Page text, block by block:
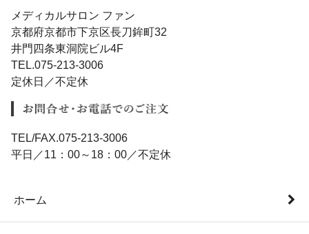
メディカルサロン ファン
京都府京都市下京区長刀鉾町32
井門四条東洞院ビル4F
TEL.075-213-3006
定休日／不定休
TEL/FAX.075-213-3006
平日／11：00～18：00／不定休
ホーム